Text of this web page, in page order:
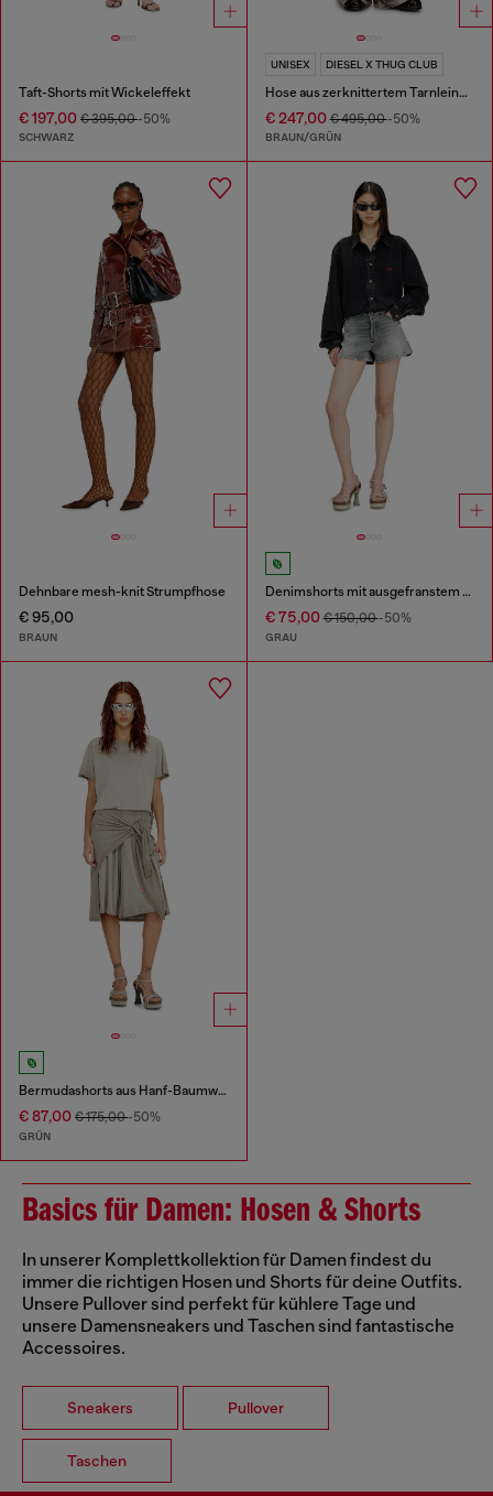
Taft-Shorts mit Wickeleffekt
€ 197,00 € 395,00-50%
SCHWARZ
UNISEX DIESEL X THUG CLUB
Hose aus zerknittertem Tarnleinwandstoff
€ 247,00€ 495,00-50%
BRAUN/GRÜN
Dehnbare mesh-knit Strumpfhose
€ 95,00
BRAUN
Denimshorts mit ausgefranstem Saum
€ 75,00€ 150,00-50%
GRAU
Bermudashorts aus Hanf-Baumwoll-Mix mit Wickel-Detail
€ 87,00 € 175,00-50%
GRÜN
Basics für Damen: Hosen & Shorts
In unserer Komplettkollektion für Damen findest du
immer die richtigen Hosen und Shorts für deine Outfits.
Unsere Pullover sind perfekt für kühlere Tage und
unsere Damensneakers und Taschen sind fantastische
Accessoires.
Sneakers Pullover
Taschen